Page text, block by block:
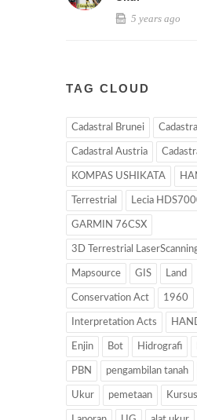
5 years ago
TAG CLOUD
Cadastral Brunei
Cadastral Austria
KOMPAS USHIKATA
Terrestrial Lecia
GARMIN 76CSX
3D Terrestrial
Mapsource GIS Land
Conservation Act 1960
Interpretation Acts
Enjin Bot Hidrografi
PBN pengambilan tanah
Ukur pemetaan Kursus